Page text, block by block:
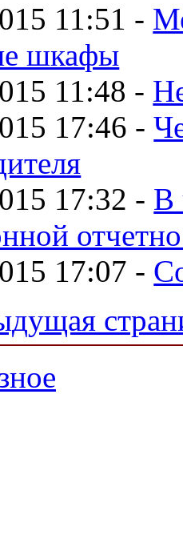
11:51 -
шкафы
11:48 -
17:46 -
17:32 - В
17:07 -